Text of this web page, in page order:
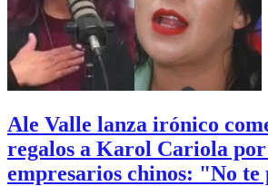
Ale Valle lanza irónico
regalos a Karol Cariola
empresarios chinos: "No te